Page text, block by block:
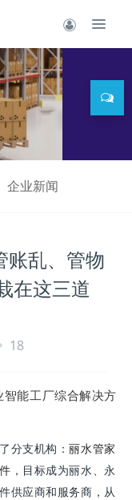
企业新闻
账乱、管物
在这三道
18
智能工厂综合解决方
分支机构： 丽水管家
，目标成为丽水、永
供应商和服务商，从